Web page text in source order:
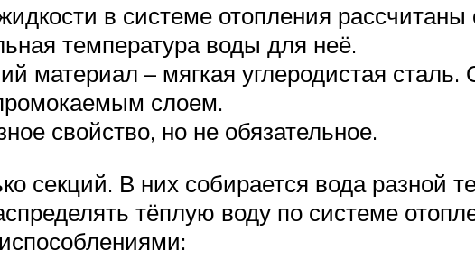
в системе отопления рассчитаны
температура воды для неё.
материал – мягкая углеродистая
слоем.
свойство, но не обязательное.
секций. В них собирается вода разной
тёплую воду по системе